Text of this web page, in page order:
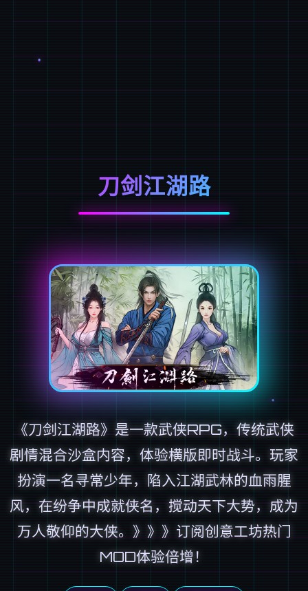
刀剑江湖路
《刀剑江湖路》是一款武侠RPG，传统武侠
剧情混合沙盒内容，体验横版即时战斗。玩家
扮演一名寻常少年，陷入江湖武林的血雨腥
风，在纷争中成就侠名，搅动天下大势，成为
万人敬仰的大侠。》》》订阅创意工坊热门
MOD体验倍增！